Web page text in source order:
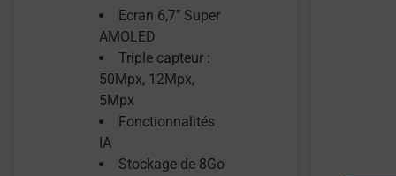
Ecran 6,7’’ Super
AMOLED
Triple capteur :
50Mpx, 12Mpx,
5Mpx
Fonctionnalités
IA
Stockage de 8Go